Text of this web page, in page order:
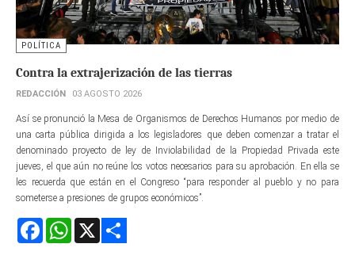
POLÍTICA
Contra la extrajerización de las tierras
REDACCIÓN 03 AGOSTO 2026
Así se pronunció la Mesa de Organismos de Derechos Humanos por medio de
una carta pública dirigida a los legisladores que deben comenzar a tratar el
denominado proyecto de ley de Inviolabilidad de la Propiedad Privada este
jueves, el que aún no reúne los votos necesarios para su aprobación. En ella se
les recuerda que están en el Congreso “para responder al pueblo y no para
someterse a presiones de grupos económicos”.
FacebookWhatsApp